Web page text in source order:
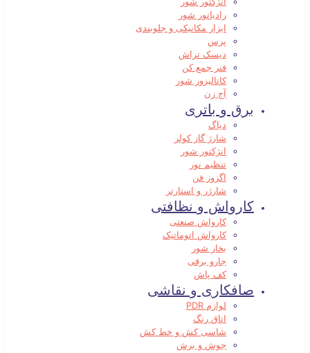
رادیاتور شور
ابزار مکانیکی و جلوبندی
پرس
دیسک تراش
فنر جمع کن
کاتالیزور شور
آج زن
برق و باتری
دیاگ
شارژ گاز کولر
انژکتور شور
تنظیم نور
اگزوز فن
شارژر و استارتر
کارواش و نظافتی
کارواش صنعتی
کارواش اتوماتیک
بخار شور
جارو برقی
کف پاش
صافکاری و نقاشی
لوازم PDR
اتاق رنگ
شاسی کش و خط کش
جوش و برش